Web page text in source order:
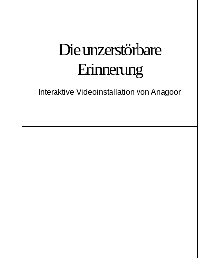
Die unzerstörbare
Erinnerung
Interaktive Videoinstallation von Anagoor